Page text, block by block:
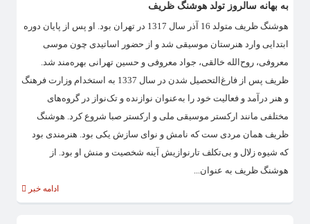
به بهانه سالروز تولد هوشنگ ظریف
هوشنگ ظریف متولد 16 آذر سال 1317 در تهران بود. او پس از پایان دوره
ابتدایی وارد هنرستان موسیقی شد و از حضور اساتیدی چون موسی
معروفی، روح‌الله خالقی، جواد معروفی و حسین تهرانی بهره‌مند شد.
ظریف پس از فارغ‌التحصیل شدن در سال 1337 به استخدام وزارت فرهنگ
و هنر درآمد و فعالیت خود را به‌عنوان نوازنده و تک‌نواز در گروه‌های
مختلفی مانند ارکستر موسیقی ملی و ارکستر صبا شروع کرد. هوشنگ
ظریف همان مردی ست که نامش و نوای سازش یکی بود. هنرمندی بود
که شیوه زلال و بی‌تکلف تارنوازیش آینه شخصیت و منش او بود. از
هوشنگ ظریف به عنوان...
ادامه خبر